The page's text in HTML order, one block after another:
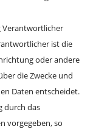
ist die
oder andere
die Zwecke und
Daten entscheidet.
durch das
vorgegeben, so